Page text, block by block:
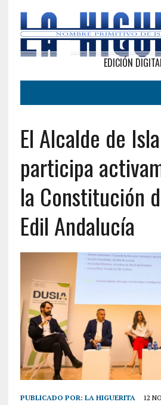
EDICIÓN
El Alcalde de
participa
la Constitución
Edil Andalucía
PUBLICADO POR: LA HIGUERITA 12